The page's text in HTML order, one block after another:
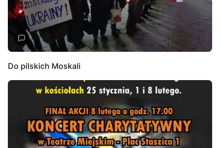
Do pilskich Moskali